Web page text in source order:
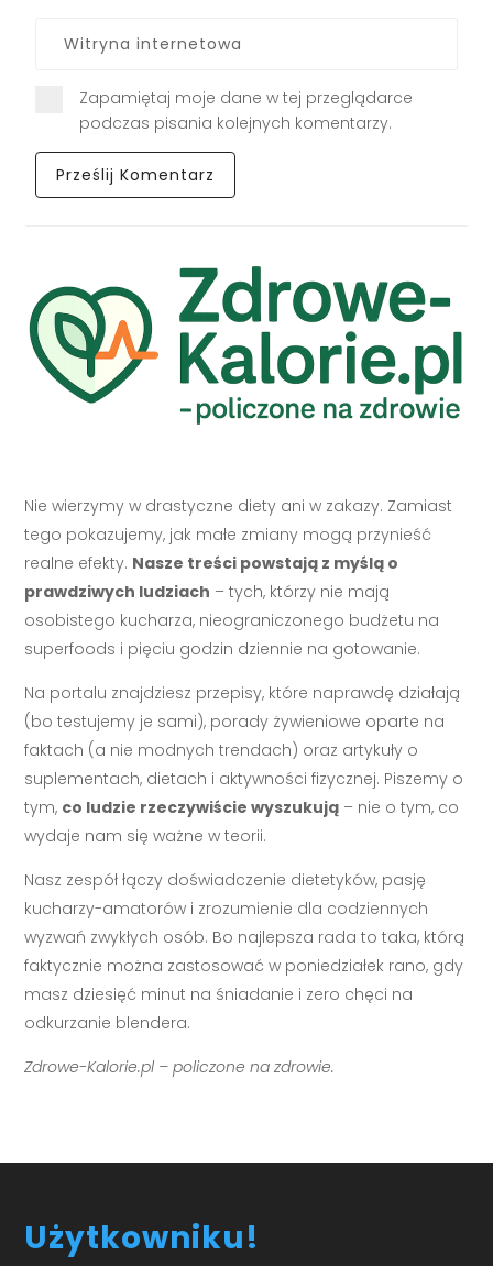
Zapamiętaj moje dane w tej przeglądarce
podczas pisania kolejnych komentarzy.
Nie wierzymy w drastyczne diety ani w zakazy. Zamiast
tego pokazujemy, jak małe zmiany mogą przynieść
realne efekty. Nasze treści powstają z myślą o
prawdziwych ludziach – tych, którzy nie mają
osobistego kucharza, nieograniczonego budżetu na
superfoods i pięciu godzin dziennie na gotowanie.
Na portalu znajdziesz przepisy, które naprawdę działają
(bo testujemy je sami), porady żywieniowe oparte na
faktach (a nie modnych trendach) oraz artykuły o
suplementach, dietach i aktywności fizycznej. Piszemy o
tym, co ludzie rzeczywiście wyszukują – nie o tym, co
wydaje nam się ważne w teorii.
Nasz zespół łączy doświadczenie dietetyków, pasję
kucharzy-amatorów i zrozumienie dla codziennych
wyzwań zwykłych osób. Bo najlepsza rada to taka, którą
faktycznie można zastosować w poniedziałek rano, gdy
masz dziesięć minut na śniadanie i zero chęci na
odkurzanie blendera.
Zdrowe-Kalorie.pl – policzone na zdrowie.
Użytkowniku!